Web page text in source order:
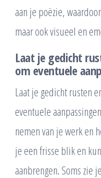
aan je poëzie,
maar ook visueel en
Laat je gedicht
om eventuele
Laat je gedicht rusten
eventuele
nemen van je werk en
je een frisse blik en
aanbrengen. Soms zie